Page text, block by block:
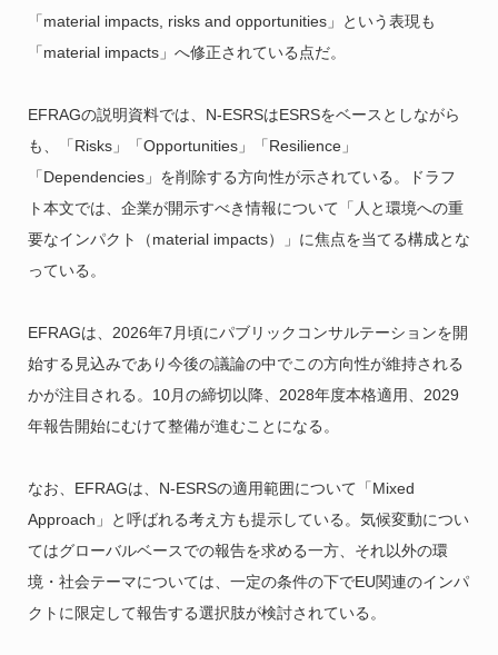
「material impacts, risks and opportunities」という表現も
「material impacts」へ修正されている点だ。
EFRAGの説明資料では、N-ESRSはESRSをベースとしながら
も、「Risks」「Opportunities」「Resilience」
「Dependencies」を削除する方向性が示されている。ドラフ
ト本文では、企業が開示すべき情報について「人と環境への重
要なインパクト（material impacts）」に焦点を当てる構成とな
っている。
EFRAGは、2026年7月頃にパブリックコンサルテーションを開
始する見込みであり今後の議論の中でこの方向性が維持される
かが注目される。10月の締切以降、2028年度本格適用、2029
年報告開始にむけて整備が進むことになる。
なお、EFRAGは、N-ESRSの適用範囲について「Mixed
Approach」と呼ばれる考え方も提示している。気候変動につい
てはグローバルベースでの報告を求める一方、それ以外の環
境・社会テーマについては、一定の条件の下でEU関連のインパ
クトに限定して報告する選択肢が検討されている。